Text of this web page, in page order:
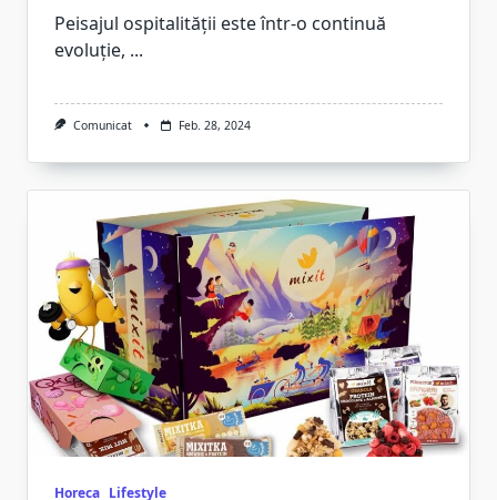
Peisajul ospitalității este într-o continuă
evoluție, ...
Comunicat Feb. 28, 2024
Horeca Lifestyle